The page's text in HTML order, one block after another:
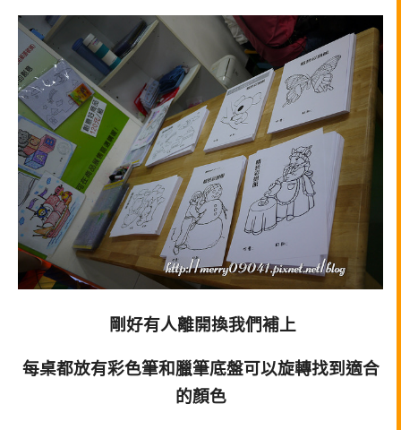
剛好有人離開換我們補上
每桌都放有彩色筆和臘筆底盤可以旋轉找到適合
的顏色